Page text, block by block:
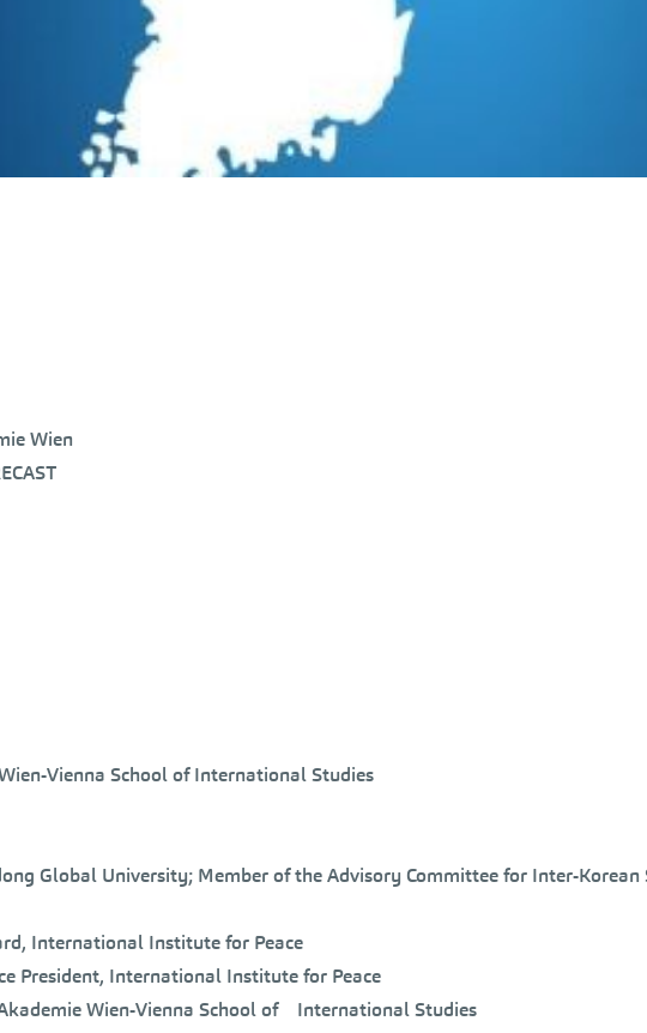
Wien
Vienna School of International Studies
Global University; Member of the Advisory Committee for Inter-Korean
International Institute for Peace
President, International Institute for Peace
Wien-Vienna School of International Studies